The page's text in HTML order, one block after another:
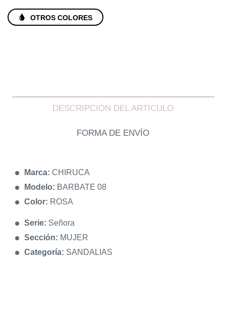
OTROS COLORES
DESCRIPCIÓN DEL ARTÍCULO
FORMA DE ENVÍO
Marca: CHIRUCA
Modelo: BARBATE 08
Color: ROSA
Serie: Señora
Sección: MUJER
Categoría: SANDALIAS